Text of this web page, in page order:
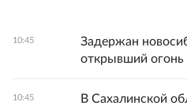
10:45
Задержан
открывший
10:45
В Сахалинской